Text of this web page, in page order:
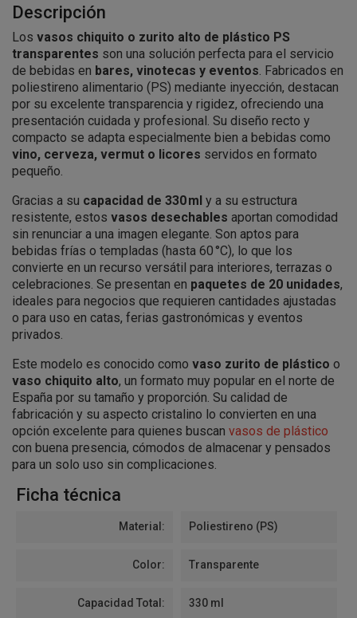
Descripción
Los vasos chiquito o zurito alto de plástico PS
transparentes son una solución perfecta para el servicio
de bebidas en bares, vinotecas y eventos. Fabricados en
poliestireno alimentario (PS) mediante inyección, destacan
por su excelente transparencia y rigidez, ofreciendo una
presentación cuidada y profesional. Su diseño recto y
compacto se adapta especialmente bien a bebidas como
vino, cerveza, vermut o licores servidos en formato
pequeño.
Gracias a su capacidad de 330 ml y a su estructura
resistente, estos vasos desechables aportan comodidad
sin renunciar a una imagen elegante. Son aptos para
bebidas frías o templadas (hasta 60 °C), lo que los
convierte en un recurso versátil para interiores, terrazas o
celebraciones. Se presentan en paquetes de 20 unidades,
ideales para negocios que requieren cantidades ajustadas
o para uso en catas, ferias gastronómicas y eventos
privados.
Este modelo es conocido como vaso zurito de plástico o
vaso chiquito alto, un formato muy popular en el norte de
España por su tamaño y proporción. Su calidad de
fabricación y su aspecto cristalino lo convierten en una
opción excelente para quienes buscan vasos de plástico
con buena presencia, cómodos de almacenar y pensados
para un solo uso sin complicaciones.
Ficha técnica
Material: Poliestireno (PS)
Color: Transparente
Capacidad Total: 330 ml